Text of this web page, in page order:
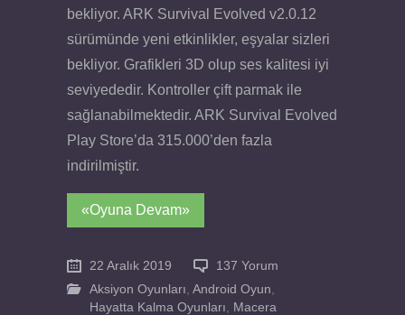
bekliyor. ARK Survival Evolved v2.0.12
sürümünde yeni etkinlikler, eşyalar sizleri
bekliyor. Grafikleri 3D olup ses kalitesi iyi
seviyededir. Kontroller çift parmak ile
sağlanabilmektedir. ARK Survival Evolved
Play Store’da 315.000’den fazla
indirilmiştir.
«Oyuna Devam»
22 Aralık 2019
137 Yorum
Aksiyon Oyunları Android Oyun
Hayatta Kalma Oyunları
Macera